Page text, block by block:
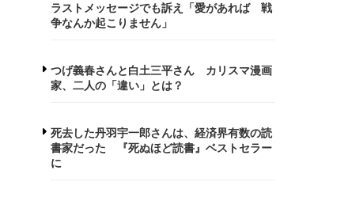
ラストメッセージでも訴え「愛があれば 戦
争なんか起こりません」
つげ義春さんと白土三平さん カリスマ漫画
家、二人の「違い」とは？
死去した丹羽宇一郎さんは、経済界有数の読
書家だった 『死ぬほど読書』ベストセラー
に